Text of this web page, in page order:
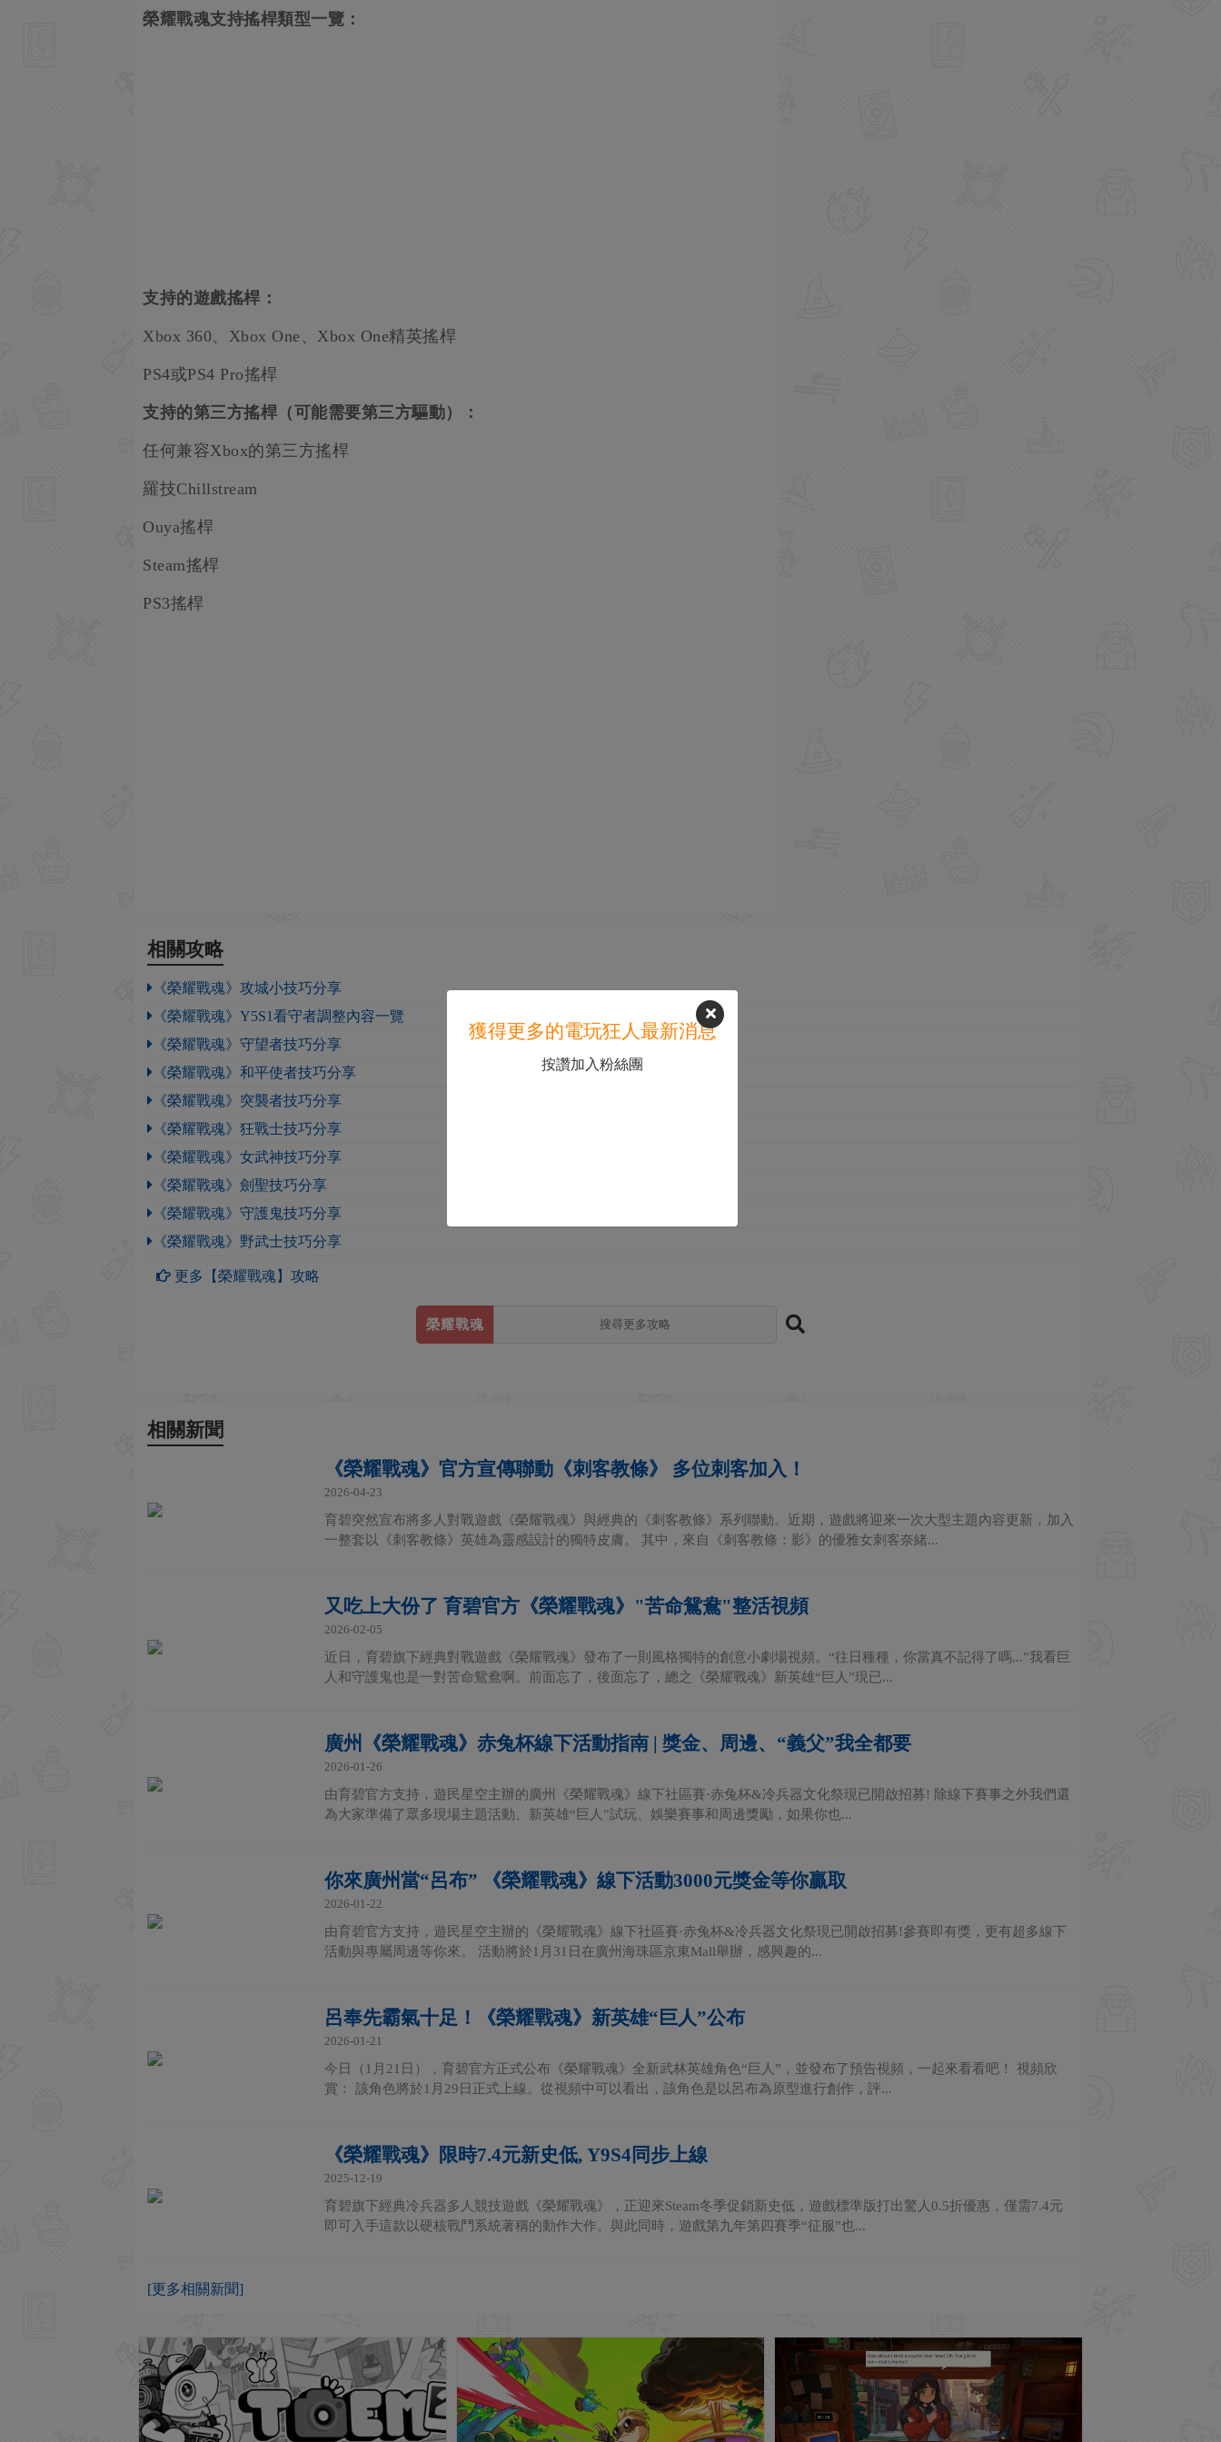
榮耀戰魂支持搖桿類型一覽：
支持的遊戲搖桿：
Xbox 360、Xbox One、Xbox One精英搖桿
PS4或PS4 Pro搖桿
支持的第三方搖桿（可能需要第三方驅動）：
任何兼容Xbox的第三方搖桿
羅技Chillstream
Ouya搖桿
Steam搖桿
PS3搖桿
相關攻略
《榮耀戰魂》攻城小技巧分享
《榮耀戰魂》Y5S1看守者調整內容一覽
《榮耀戰魂》守望者技巧分享
《榮耀戰魂》和平使者技巧分享
《榮耀戰魂》突襲者技巧分享
《榮耀戰魂》狂戰士技巧分享
《榮耀戰魂》女武神技巧分享
《榮耀戰魂》劍聖技巧分享
《榮耀戰魂》守護鬼技巧分享
《榮耀戰魂》野武士技巧分享
更多【榮耀戰魂】攻略
榮耀戰魂
相關新聞
《榮耀戰魂》官方宣傳聯動《刺客教條》 多位刺客加入！
2026-04-23
育碧突然宣布將多人對戰遊戲《榮耀戰魂》與經典的《刺客教條》系列聯動。近期，遊戲將迎來一次大型主題內容更新，加入
一整套以《刺客教條》英雄為靈感設計的獨特皮膚。 其中，來自《刺客教條：影》的優雅女刺客奈緒...
又吃上大份了 育碧官方《榮耀戰魂》"苦命鴛鴦"整活視頻
2026-02-05
近日，育碧旗下經典對戰遊戲《榮耀戰魂》發布了一則風格獨特的創意小劇場視頻。“往日種種，你當真不記得了嗎...”我看巨
人和守護鬼也是一對苦命鴛鴦啊。前面忘了，後面忘了，總之《榮耀戰魂》新英雄“巨人”現已...
廣州《榮耀戰魂》赤兔杯線下活動指南 | 獎金、周邊、“義父”我全都要
2026-01-26
由育碧官方支持，遊民星空主辦的廣州《榮耀戰魂》線下社區賽·赤兔杯&冷兵器文化祭現已開啟招募! 除線下賽事之外我們還
為大家準備了眾多現場主題活動、新英雄“巨人”試玩、娛樂賽事和周邊獎勵，如果你也...
你來廣州當“呂布” 《榮耀戰魂》線下活動3000元獎金等你贏取
2026-01-22
由育碧官方支持，遊民星空主辦的《榮耀戰魂》線下社區賽·赤兔杯&冷兵器文化祭現已開啟招募!參賽即有獎，更有超多線下
活動與專屬周邊等你來。 活動將於1月31日在廣州海珠區京東Mall舉辦，感興趣的...
呂奉先霸氣十足！《榮耀戰魂》新英雄“巨人”公布
2026-01-21
今日（1月21日），育碧官方正式公布《榮耀戰魂》全新武林英雄角色“巨人”，並發布了預告視頻，一起來看看吧！ 視頻欣
賞： 該角色將於1月29日正式上線。從視頻中可以看出，該角色是以呂布為原型進行創作，評...
《榮耀戰魂》限時7.4元新史低, Y9S4同步上線
2025-12-19
育碧旗下經典冷兵器多人競技遊戲《榮耀戰魂》，正迎來Steam冬季促銷新史低，遊戲標準版打出驚人0.5折優惠，僅需7.4元
即可入手這款以硬核戰鬥系統著稱的動作大作。與此同時，遊戲第九年第四賽季“征服”也...
[更多相關新聞]
獲得更多的電玩狂人最新消息
按讚加入粉絲團